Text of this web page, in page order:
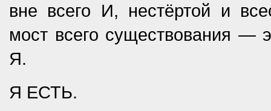
вне всего И, нестёртой и
мост всего существования —
Я.
Я ЕСТЬ.